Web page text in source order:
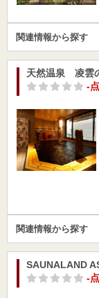
関連情報から探す
天然温泉 凌
-点
関連情報から探す
SAUNALAND
-点